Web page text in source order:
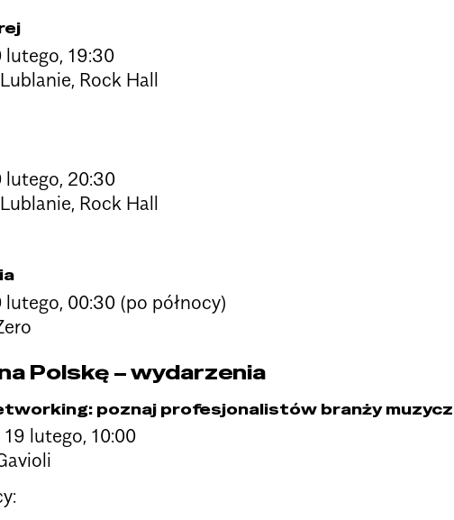
lutego, 19:30
Rock Hall
lutego, 20:30
Rock Hall
lutego, 00:30 (po północy)
Polskę – wydarzenia
poznaj profesjonalistów branży
lutego, 10:00